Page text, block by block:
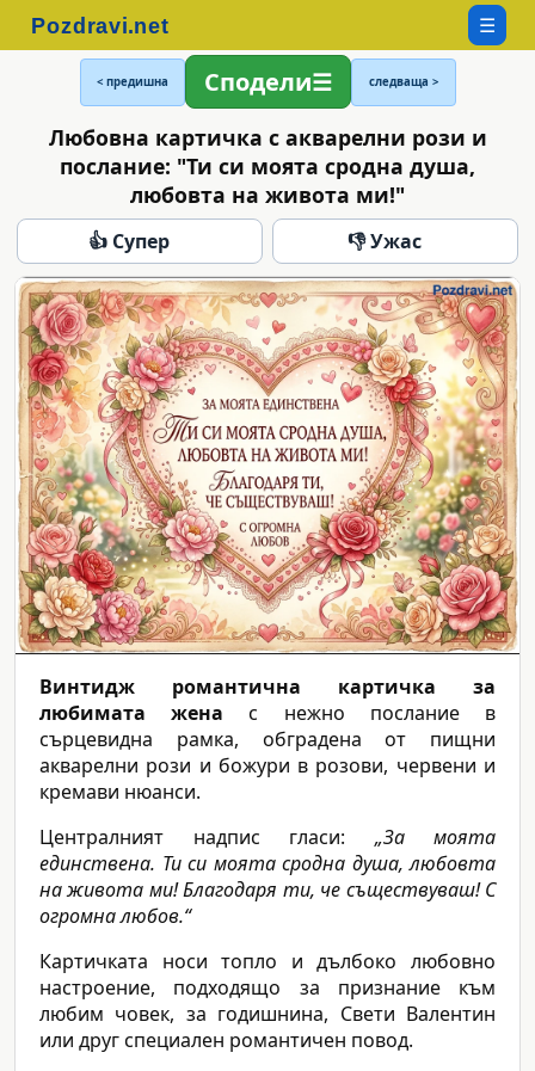
☰
< предишна Сподели следваща >
Любовна картичка с акварелни рози и
послание: "Ти си моята сродна душа,
любовта на живота ми!"
👍 Супер 👎 Ужас
Винтидж романтична картичка за
любимата жена с нежно послание в
сърцевидна рамка, обградена от пищни
акварелни рози и божури в розови, червени и
кремави нюанси.
Централният надпис гласи: „За моята
единствена. Ти си моята сродна душа, любовта
на живота ми! Благодаря ти, че съществуваш! С
огромна любов.“
Картичката носи топло и дълбоко любовно
настроение, подходящо за признание към
любим човек, за годишнина, Свети Валентин
или друг специален романтичен повод.